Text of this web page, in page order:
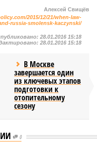
Алексей Свищёв
2015/12/21/when-law-
russia-smolensk-kaczynski/
28.01.2016 15:18
28.01.2016 15:18
В Москве
завершается один
из ключевых этапов
подготовки к
отопительному
сезону
0